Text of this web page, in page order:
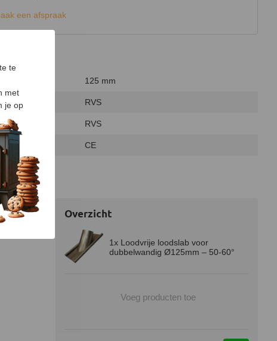
een afspraak
125 mm
RVS
RVS
CE
Overzicht
1x Loodvrije loodslab voor
dubbelwandig Ø125mm – 50-60°
Voeg producten toe
te
met
je op